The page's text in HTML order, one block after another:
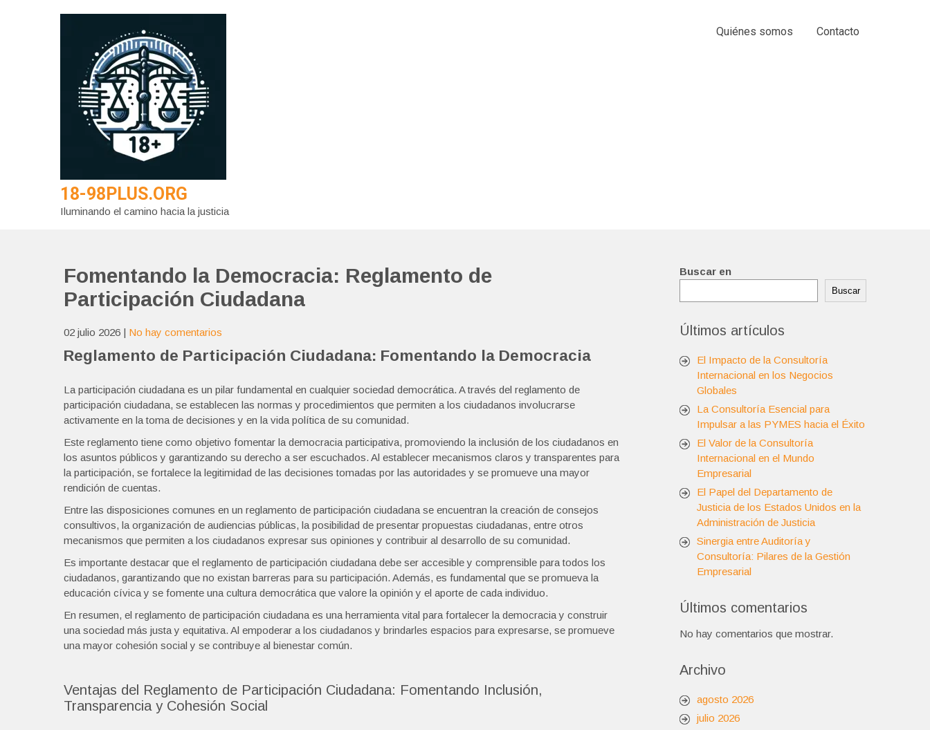
18-98PLUS.ORG
Iluminando el camino hacia la justicia
Quiénes somos Contacto
Fomentando la Democracia: Reglamento de
Participación Ciudadana
02 julio 2026 | No hay comentarios
Reglamento de Participación Ciudadana: Fomentando la Democracia
La participación ciudadana es un pilar fundamental en cualquier sociedad democrática. A través del reglamento de
participación ciudadana, se establecen las normas y procedimientos que permiten a los ciudadanos involucrarse
activamente en la toma de decisiones y en la vida política de su comunidad.
Este reglamento tiene como objetivo fomentar la democracia participativa, promoviendo la inclusión de los ciudadanos en
los asuntos públicos y garantizando su derecho a ser escuchados. Al establecer mecanismos claros y transparentes para
la participación, se fortalece la legitimidad de las decisiones tomadas por las autoridades y se promueve una mayor
rendición de cuentas.
Entre las disposiciones comunes en un reglamento de participación ciudadana se encuentran la creación de consejos
consultivos, la organización de audiencias públicas, la posibilidad de presentar propuestas ciudadanas, entre otros
mecanismos que permiten a los ciudadanos expresar sus opiniones y contribuir al desarrollo de su comunidad.
Es importante destacar que el reglamento de participación ciudadana debe ser accesible y comprensible para todos los
ciudadanos, garantizando que no existan barreras para su participación. Además, es fundamental que se promueva la
educación cívica y se fomente una cultura democrática que valore la opinión y el aporte de cada individuo.
En resumen, el reglamento de participación ciudadana es una herramienta vital para fortalecer la democracia y construir
una sociedad más justa y equitativa. Al empoderar a los ciudadanos y brindarles espacios para expresarse, se promueve
una mayor cohesión social y se contribuye al bienestar común.
Ventajas del Reglamento de Participación Ciudadana: Fomentando Inclusión,
Transparencia y Cohesión Social
Buscar en
Buscar
Últimos artículos
El Impacto de la Consultoría
Internacional en los Negocios
Globales
La Consultoría Esencial para
Impulsar a las PYMES hacia el Éxito
El Valor de la Consultoría
Internacional en el Mundo
Empresarial
El Papel del Departamento de
Justicia de los Estados Unidos en la
Administración de Justicia
Sinergia entre Auditoría y
Consultoría: Pilares de la Gestión
Empresarial
Últimos comentarios
No hay comentarios que mostrar.
Archivo
agosto 2026
julio 2026